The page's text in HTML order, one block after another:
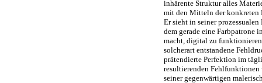
inhärente Struktur alles
mit den Mitteln der konkreten
Er sieht in seiner
dem gerade eine Farbpatrone
macht, digital zu
solcherart entstandene
prätendierte Perfektion im
resultierenden Fehlfunktionen
seiner gegenwärtigen